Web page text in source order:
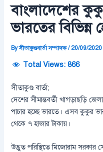
বাংলাদেশের
ভারতের বিভিন্ন
Byসীতাকুণ্ডবার্তা সম্পাদক/ 20/09/2020
Total Views: 866
সীতাকুণ্ড বার্তা;
দেশের সীমান্তবর্তী খাগড়াছড়ি
পাচার হচ্ছে ভারতে। এসব কুকুর
থেকে ৭ হাজার টাকায়।
উদ্ভুত পরিস্থিতে মিজোরাম সরকার